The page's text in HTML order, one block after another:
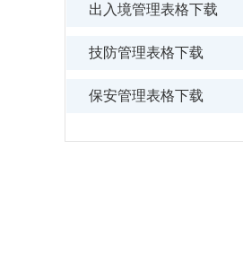
出入境管理表格下载
技防管理表格下载
保安管理表格下载